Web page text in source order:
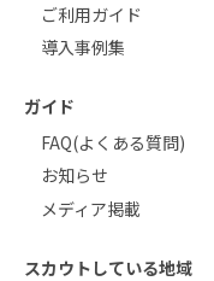
ご利用ガイド
導入事例集
ガイド
FAQ(よくある質問)
お知らせ
メディア掲載
スカウトしている地域